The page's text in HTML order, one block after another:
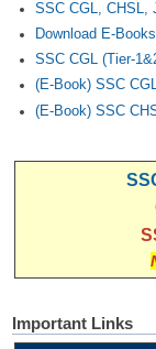
SSC CGL, CHSL,
Download E-
SSC CGL (Tier-
(E-Book) SSC
(E-Book) SSC
Important Links